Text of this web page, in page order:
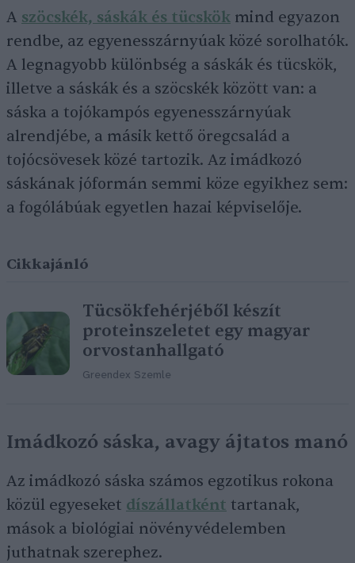
A szöcskék, sáskák és tücskök mind egyazon
rendbe, az egyenesszárnyúak közé sorolhatók.
A legnagyobb különbség a sáskák és tücskök,
illetve a sáskák és a szöcskék között van: a
sáska a tojókampós egyenesszárnyúak
alrendjébe, a másik kettő öregcsalád a
tojócsövesek közé tartozik. Az imádkozó
sáskának jóformán semmi köze egyikhez sem:
a fogólábúak egyetlen hazai képviselője.
Cikkajánló
Tücsökfehérjéből készít
proteinszeletet egy magyar
orvostanhallgató
Greendex Szemle
Imádkozó sáska, avagy ájtatos manó
Az imádkozó sáska számos egzotikus rokona
közül egyeseket díszállatként tartanak,
mások a biológiai növényvédelemben
juthatnak szerephez.